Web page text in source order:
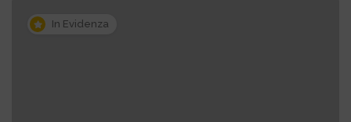
In Evidenza